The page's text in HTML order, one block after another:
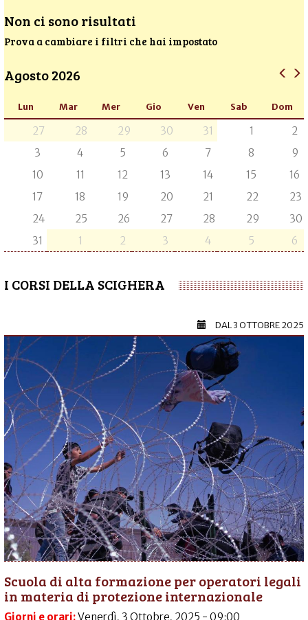
Non ci sono risultati
Prova a cambiare i filtri che hai impostato
Agosto 2026
Lun Mar Mer Gio Ven Sab Dom
27 28 29 30 31 1
2
3
4 5 6 7 8
9
10
11 12 13 14 15
16
17
18 19 20 21 22
23
24
25 26 27 28 29
30
31
1 2 3 4 5 6
I CORSI DELLA SCIGHERA
DAL3 OTTOBRE 2025
Scuola di alta formazione per operatori legali
in materia di protezione internazionale
Giorni e orari:Venerdì, 3 Ottobre, 2025 - 09:00